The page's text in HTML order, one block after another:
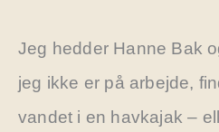
Jeg hedder Hanne Bak
jeg ikke er på arbejde,
vandet i en havkajak –